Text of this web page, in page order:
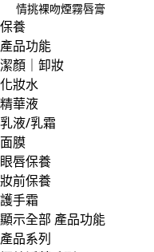
情挑裸吻煙霧唇膏
保養
產品功能
潔顏｜卸妝
化妝水
精華液
乳液/乳霜
面膜
眼唇保養
妝前保養
護手霜
顯示全部 產品功能
產品系列